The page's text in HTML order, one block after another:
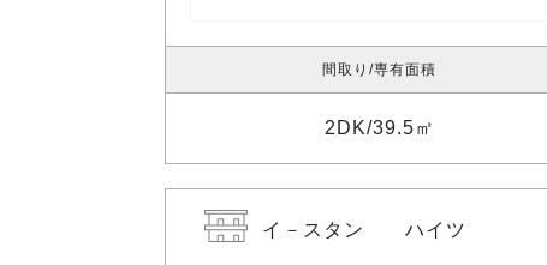
間取り 専有面積
2DK 39.5㎡
イ－スタン ハイツ